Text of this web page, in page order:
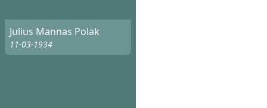
Julius Mannas Polak
11-03-1934